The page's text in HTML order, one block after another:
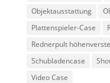
Objektausstattung
Plattenspieler-Case
Rednerpult
Schubladencase
Video Case